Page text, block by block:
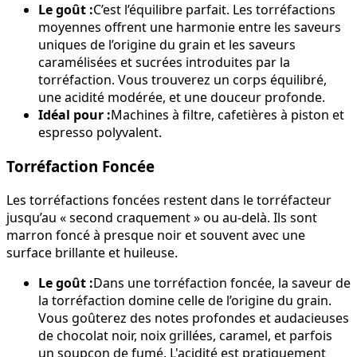
Le goût :C’est l’équilibre parfait. Les torréfactions
moyennes offrent une harmonie entre les saveurs
uniques de l’origine du grain et les saveurs
caramélisées et sucrées introduites par la
torréfaction. Vous trouverez un corps équilibré,
une acidité modérée, et une douceur profonde.
Idéal pour :Machines à filtre, cafetières à piston et
espresso polyvalent.
Torréfaction Foncée
Les torréfactions foncées restent dans le torréfacteur
jusqu’au « second craquement » ou au-delà. Ils sont
marron foncé à presque noir et souvent avec une
surface brillante et huileuse.
Le goût :Dans une torréfaction foncée, la saveur de
la torréfaction domine celle de l’origine du grain.
Vous goûterez des notes profondes et audacieuses
de chocolat noir, noix grillées, caramel, et parfois
un soupçon de fumé. L'acidité est pratiquement